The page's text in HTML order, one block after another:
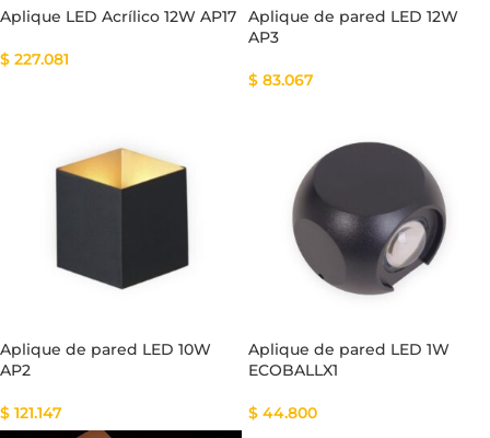
Aplique LED Acrílico 12W AP17
$ 227.081
Aplique de pared LED 12W
AP3
$ 83.067
Aplique de pared LED 10W
AP2
$ 121.147
Aplique de pared LED 1W
ECOBALLX1
$ 44.800